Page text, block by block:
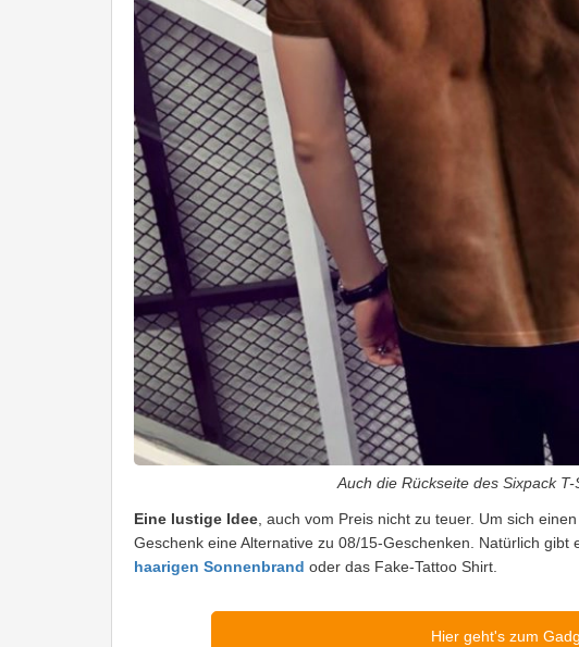
Auch die Rückseite des Sixpack
Eine lustige Idee, auch vom Preis nicht zu teuer. Um sich
Geschenk eine Alternative zu 08/15-Geschenken. Natürlich gibt
haarigen Sonnenbrand oder das Fake-Tattoo Shirt.
Hier geht's zum